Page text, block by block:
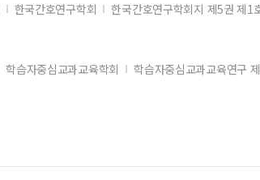
한국간호연구학회 한국간호연구학회지 제5권 제1
학습자중심교과교육학회 학습자중심교과교육연구